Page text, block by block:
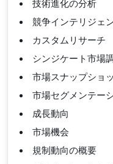
技術進化の分析
競争インテリジェ
カスタムリサーチ
シンジケート市場
市場スナップショ
市場セグメンテー
成長動向
市場機会
規制動向の概要